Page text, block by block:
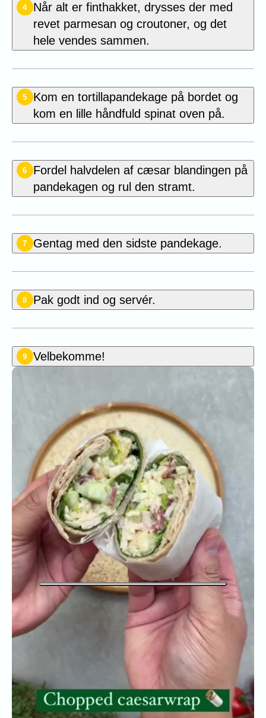
4
Når alt er finthakket, drysses der med
revet parmesan og croutoner, og det
hele vendes sammen.
5
Kom en tortillapandekage på bordet og
kom en lille håndfuld spinat oven på.
6 Fordel halvdelen af cæsar blandingen på
pandekagen og rul den stramt.
7 Gentag med den sidste pandekage.
8 Pak godt ind og servér.
9 Velbekomme!